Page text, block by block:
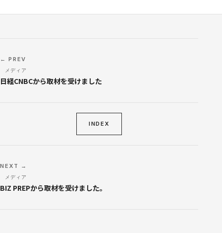
RECRUIT
← PREV
メディア
日経CNBCから取材を受けました
INDEX
NEXT →
メディア
BIZ PREPから取材を受けました。